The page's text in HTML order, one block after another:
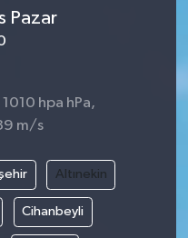
Pazar
hpa hPa,
m/s
Altınekin
Cihanbeyli